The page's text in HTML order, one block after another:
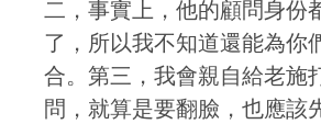
二，事實上，他的顧問身份
了，所以我不知道還能為你
合。第三，我會親自給老施
問，就算是要翻臉，也應該